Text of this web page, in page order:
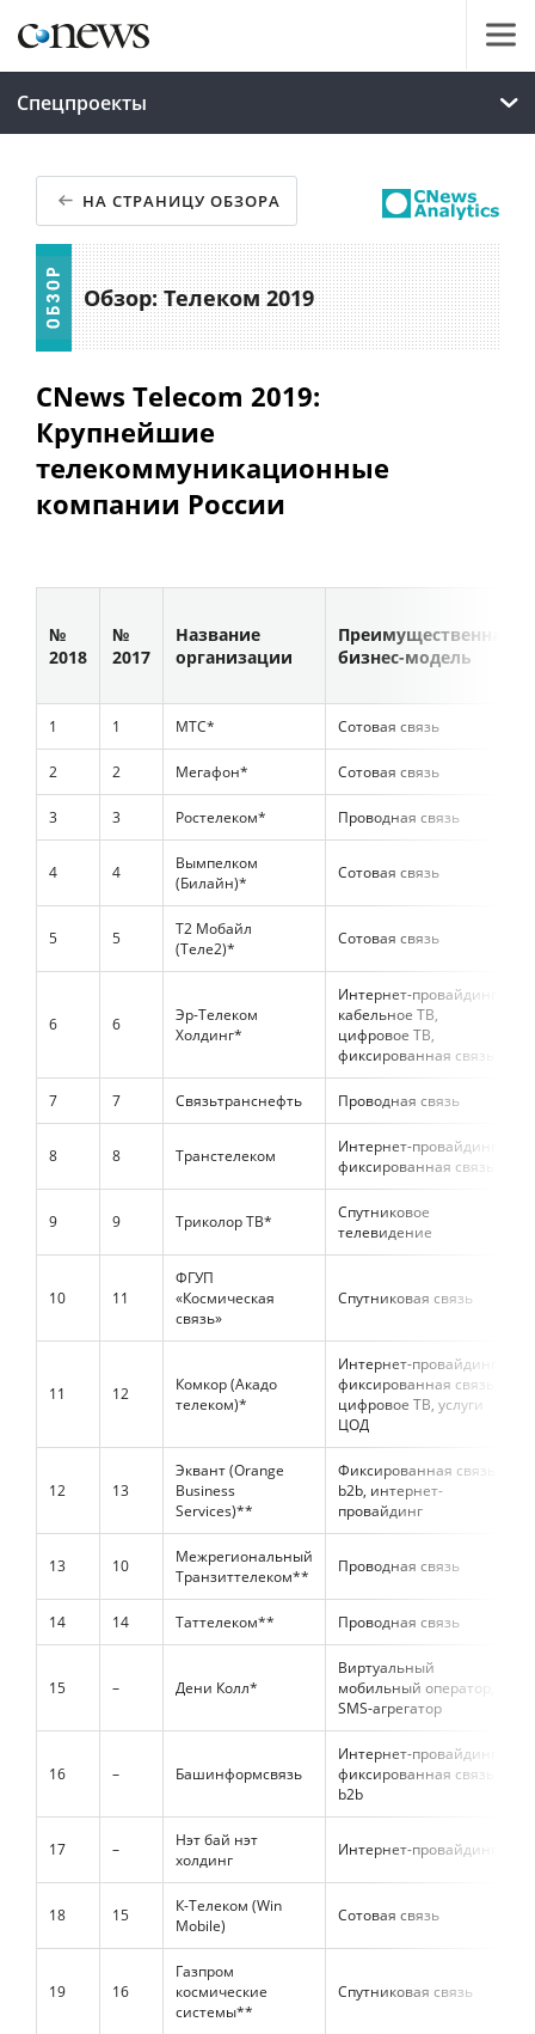
Спецпроекты
НА СТРАНИЦУ ОБЗОРА
Обзор: Телеком 2019
CNews Telecom 2019:
Крупнейшие
телекоммуникационные
компании России
№
2018
№
2017
Название
организации
Преимущественная
бизнес-модель
1 1 МТС* Сотовая связь
2 2 Мегафон* Сотовая связь
3 3 Ростелеком* Проводная связь
4 4
Вымпелком
(Билайн)*
Сотовая связь
5 5
Т2 Мобайл
(Теле2)*
Сотовая связь
6 6
Эр-Телеком
Холдинг*
Интернет-провайдинг,
кабельное ТВ,
цифровое ТВ,
фиксированная связь
7 7 Связьтранснефть Проводная связь
8 8 Транстелеком
Интернет-провайдинг,
фиксированная связь
9 9 Триколор ТВ*
Спутниковое
телевидение
10 11
ФГУП
«Космическая
связь»
Спутниковая связь
11 12
Комкор (Акадо
телеком)*
Интернет-провайдинг,
фиксированная связь,
цифровое ТВ, услуги
ЦОД
12 13
Эквант (Orange
Business
Services)**
Фиксированная связь
b2b, интернет-
провайдинг
13 10
Межрегиональный
Транзиттелеком**
Проводная связь
14 14 Таттелеком** Проводная связь
15 – Дени Колл*
Виртуальный
мобильный оператор,
SMS-агрегатор
16 – Башинформсвязь
Интернет-провайдинг,
фиксированная связь,
b2b
17 –
Нэт бай нэт
холдинг
Интернет-провайдинг
18 15
К-Телеком (Win
Mobile)
Сотовая связь
19 16
Газпром
космические
системы**
Спутниковая связь